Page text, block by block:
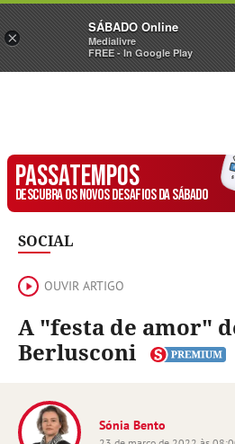
Sábado
PASSATEMPOS
DESCUBRA OS NOVOS DESAFIOS DA SÁBADO
SOCIAL
OUVIR ARTIGO
A "festa de amor"
Berlusconi
Sónia Bento
×
SÁBADO Online
Medialivre
FREE - In Google Play